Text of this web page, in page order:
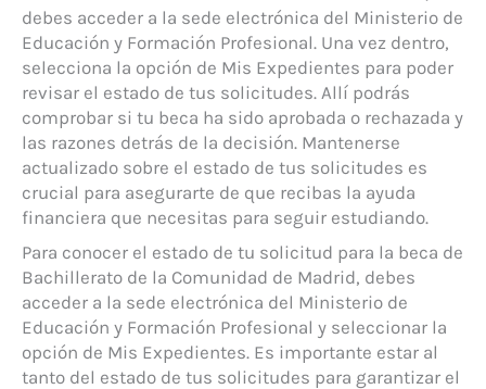
debes acceder a la sede electrónica del Ministerio de
Educación y Formación Profesional. Una vez dentro,
selecciona la opción de Mis Expedientes para poder
revisar el estado de tus solicitudes. Allí podrás
comprobar si tu beca ha sido aprobada o rechazada y
las razones detrás de la decisión. Mantenerse
actualizado sobre el estado de tus solicitudes es
crucial para asegurarte de que recibas la ayuda
financiera que necesitas para seguir estudiando.
Para conocer el estado de tu solicitud para la beca de
Bachillerato de la Comunidad de Madrid, debes
acceder a la sede electrónica del Ministerio de
Educación y Formación Profesional y seleccionar la
opción de Mis Expedientes. Es importante estar al
tanto del estado de tus solicitudes para garantizar el